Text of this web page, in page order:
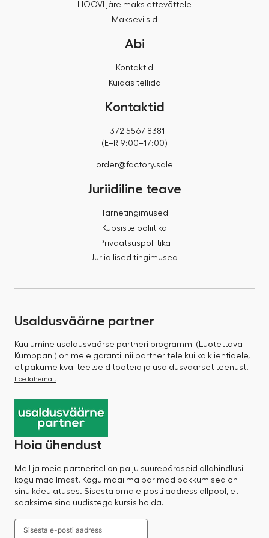
HOOVI järelmaks ettevõttele
Makseviisid
Abi
Kontaktid
Kuidas tellida
Kontaktid
+372 5567 8381
(E–R 9:00–17:00)
order@factory.sale
Juriidiline teave
Tarnetingimused
Küpsiste poliitika
Privaatsuspoliitika
Juriidilised tingimused
Usaldusväärne partner
Kuulumine usaldusväärse partneri programmi (Luotettava
Kumppani) on meie garantii nii partneritele kui ka klientidele,
et pakume kvaliteetseid tooteid ja usaldusväärset teenust.
Loe lähemalt
Hoia ühendust
Meil ja meie partneritel on palju suurepäraseid allahindlusi
kogu maailmast. Kogu maailma parimad pakkumised on
sinu käeulatuses. Sisesta oma e-posti aadress allpool, et
saaksime sind uudistega kursis hoida.